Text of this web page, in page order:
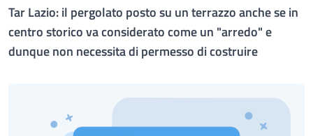
Tar Lazio: il pergolato posto su un terrazzo anche se in
centro storico va considerato come un "arredo" e
dunque non necessita di permesso di costruire